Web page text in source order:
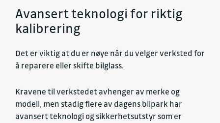
Avansert teknologi for riktig
kalibrering
Det er viktig at du er nøye når du velger verksted for
å reparere eller skifte bilglass.
Kravene til verkstedet avhenger av merke og
modell, men stadig flere av dagens bilpark har
avansert teknologi og sikkerhetsutstyr som er